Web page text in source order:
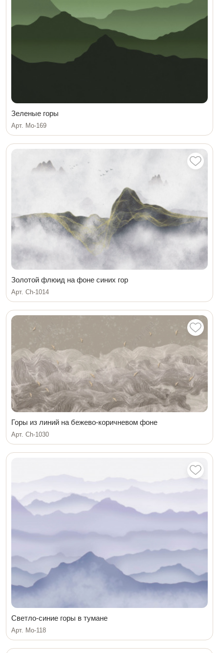
Зеленые горы
Арт. Mo-169
Золотой флюид на фоне синих гор
Арт. Ch-1014
Горы из линий на бежево-коричневом фоне
Арт. Ch-1030
Светло-синие горы в тумане
Арт. Мо-118